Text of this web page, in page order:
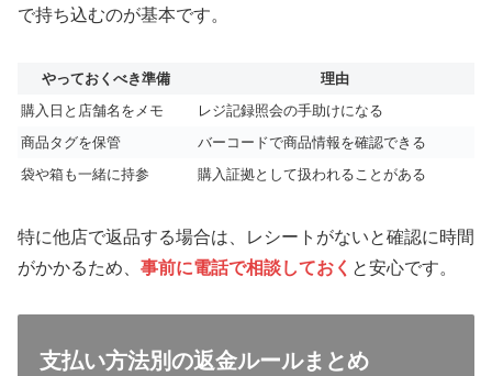
で持ち込むのが基本です。
やっておくべき準備
理由
購入日と店舗名をメモ
レジ記録照会の手助けになる
商品タグを保管
バーコードで商品情報を確認できる
袋や箱も一緒に持参
購入証拠として扱われることがある
特に他店で返品する場合は、レシートがないと確認に時間
がかかるため、 事前に電話で相談しておく と安心です。
支払い方法別の返金ルールまとめ